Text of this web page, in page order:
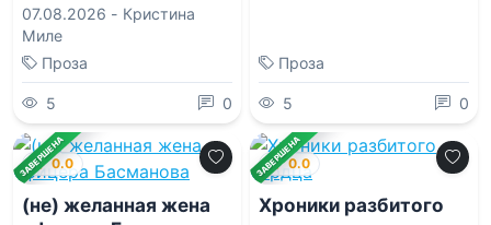
07.08.2026 - Кристина
Миле
Проза
5 0
Проза
5 0
ЗАВЕРШЕНА
0.0
(не) желанная жена
ЗАВЕРШЕНА
0.0
Хроники разбитого